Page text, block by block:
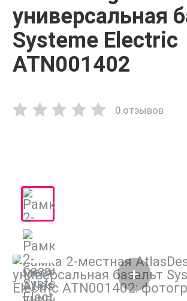
универсальная
Systeme Electric
ATN001402
0 отзывов